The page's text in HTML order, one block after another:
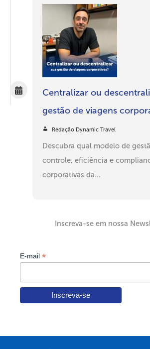
Centralizar ou
gestão de viagens
Redação Dynamic Travel
Descubra qual modelo de
controle, eficiência e
corporativas da...
Inscreva-se em nossa
E-mail *